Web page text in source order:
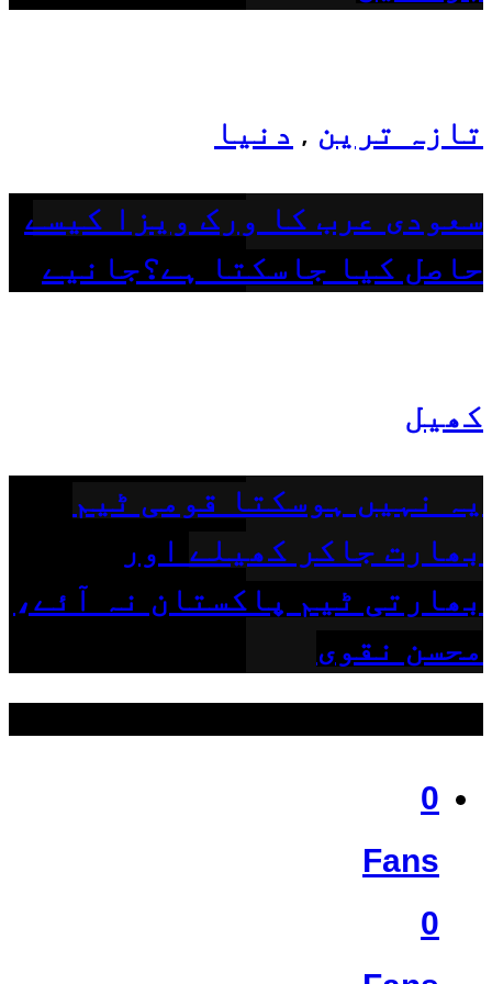
تازہ ترین , دنیا
سعودی عرب کا ورک ویزا کیسے
حاصل کیا جاسکتا ہے؟جانیے
کھیل
یہ نہیں ہوسکتا قومی ٹیم
بھارت جاکر کھیلے اور
بھارتی ٹیم پاکستان نہ آئے،
محسن نقوی
0
Fans
0